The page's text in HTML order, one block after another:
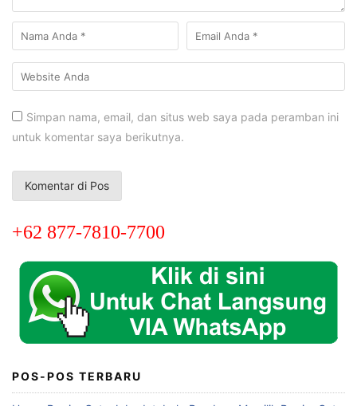
Simpan nama, email, dan situs web saya pada peramban ini
untuk komentar saya berikutnya.
+62 877-7810-7700
POS-POS TERBARU